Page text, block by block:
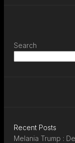
Search
Recent Posts
Melania Trump :